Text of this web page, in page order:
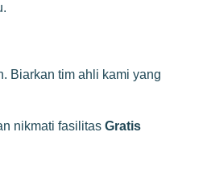
Biarkan tim ahli kami yang
nikmati fasilitas Gratis